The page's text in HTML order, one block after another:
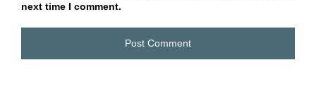
next time I comment.